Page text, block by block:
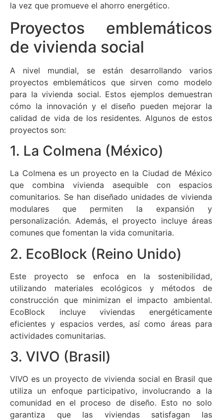
la vez que promueve el ahorro energético.
Proyectos emblemáticos
de vivienda social
A nivel mundial, se están desarrollando varios
proyectos emblemáticos que sirven como modelo
para la vivienda social. Estos ejemplos demuestran
cómo la innovación y el diseño pueden mejorar la
calidad de vida de los residentes. Algunos de estos
proyectos son:
1. La Colmena (México)
La Colmena es un proyecto en la Ciudad de México
que combina vivienda asequible con espacios
comunitarios. Se han diseñado unidades de vivienda
modulares que permiten la expansión y
personalización. Además, el proyecto incluye áreas
comunes que fomentan la vida comunitaria.
2. EcoBlock (Reino Unido)
Este proyecto se enfoca en la sostenibilidad,
utilizando materiales ecológicos y métodos de
construcción que minimizan el impacto ambiental.
EcoBlock incluye viviendas energéticamente
eficientes y espacios verdes, así como áreas para
actividades comunitarias.
3. VIVO (Brasil)
VIVO es un proyecto de vivienda social en Brasil que
utiliza un enfoque participativo, involucrando a la
comunidad en el proceso de diseño. Esto no solo
garantiza que las viviendas satisfagan las